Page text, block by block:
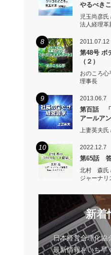
やるべき
児玉尚彦
法人経理
8 2011.07.12
第48号 ボ
（２）
おのころ
理事長
9 2013.06.7
第百話 「
アールア
上妻英夫氏
10 2022.12.7
第65話 答
北村 森氏 /
ジャーナリ
新着
日本経営合理化協
最新情報をいち早